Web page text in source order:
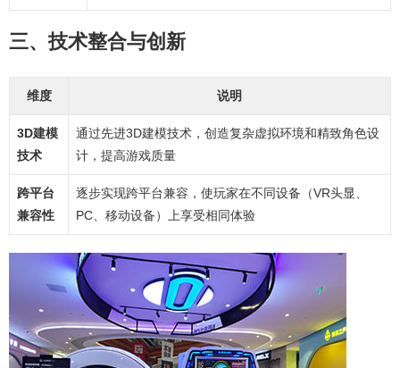
三、技术整合与创新
维度 说明
3D建模
技术
通过先进3D建模技术，创造复杂虚拟环境和精致角色设
计，提高游戏质量
跨平台
兼容性
逐步实现跨平台兼容，使玩家在不同设备（VR头显、
PC、移动设备）上享受相同体验